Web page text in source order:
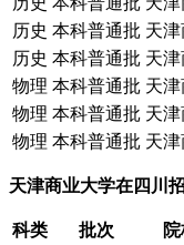
历史 本科普通批 天
历史 本科普通批 天
物理 本科普通批 天
物理 本科普通批 天
物理 本科普通批 天
天津商业大学在四川
科类 批次